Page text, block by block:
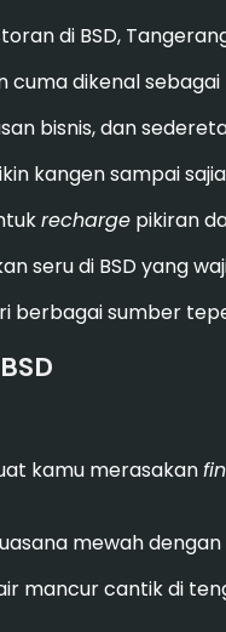
di BSD,
cuma dikenal
bisnis, dan
kangen sampai
recharge pikiran
seru di BSD yang
berbagai sumber
kamu merasakan
mewah
mancur cantik di